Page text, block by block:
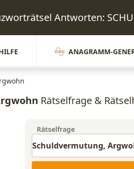
Antworten:
ANAGRAMM-
Rätselfrage &
Rätselfrage